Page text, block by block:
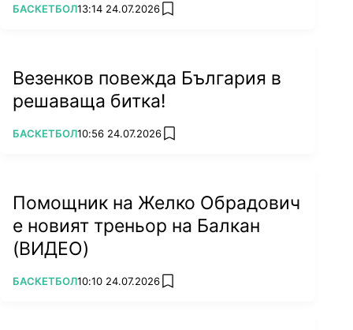
ПОВЕЧЕ ОТ
БАСКЕТБОЛ13:14 24.07.2026 add favorites
Везенков повежда България в
решаваща битка!
ПОВЕЧЕ ОТ
БАСКЕТБОЛ10:56 24.07.2026 add favorites
Помощник на Желко Обрадович
е новият треньор на Балкан
(ВИДЕО)
ПОВЕЧЕ ОТ
БАСКЕТБОЛ10:10 24.07.2026 add favorites